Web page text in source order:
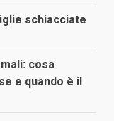
schiacciate
cosa
e quando è il